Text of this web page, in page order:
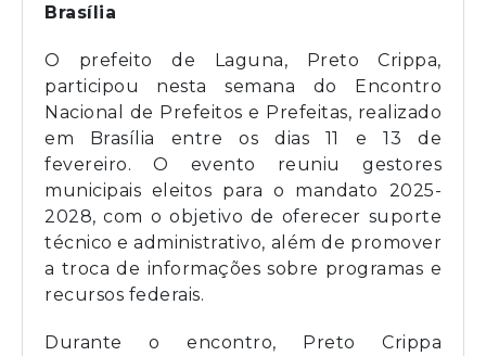
Brasília
O prefeito de Laguna, Preto Crippa,
participou nesta semana do Encontro
Nacional de Prefeitos e Prefeitas, realizado
em Brasília entre os dias 11 e 13 de
fevereiro. O evento reuniu gestores
municipais eleitos para o mandato 2025-
2028, com o objetivo de oferecer suporte
técnico e administrativo, além de promover
a troca de informações sobre programas e
recursos federais.
Durante o encontro, Preto Crippa